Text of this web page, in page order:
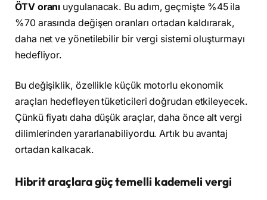
ÖTV oranı uygulanacak. Bu adım, geçmişte %45 ila
%70 arasında değişen oranları ortadan kaldırarak,
daha net ve yönetilebilir bir vergi sistemi oluşturmayı
hedefliyor.
Bu değişiklik, özellikle küçük motorlu ekonomik
araçları hedefleyen tüketicileri doğrudan etkileyecek.
Çünkü fiyatı daha düşük araçlar, daha önce alt vergi
dilimlerinden yararlanabiliyordu. Artık bu avantaj
ortadan kalkacak.
Hibrit araçlara güç temelli kademeli vergi